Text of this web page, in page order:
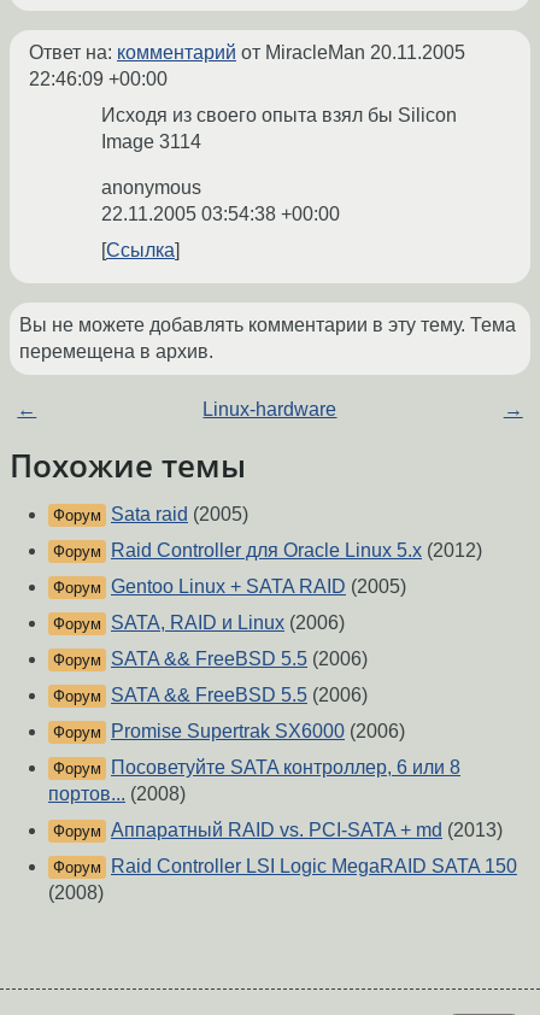
Ответ на: комментарий от MiracleMan 20.11.2005
22:46:09 +00:00
Исходя из своего опыта взял бы Silicon
Image 3114
anonymous
22.11.2005 03:54:38 +00:00
Ссылка
Вы не можете добавлять комментарии в эту тему. Тема
перемещена в архив.
← Linux-hardware →
Похожие темы
Форум Sata raid (2005)
Форум Raid Controller для Oracle Linux 5.x (2012)
Форум Gentoo Linux + SATA RAID (2005)
Форум SATA, RAID и Linux (2006)
Форум SATA && FreeBSD 5.5 (2006)
Форум SATA && FreeBSD 5.5 (2006)
Форум Promise Supertrak SX6000 (2006)
Форум
Посоветуйте SATA контроллер, 6 или 8
портов... (2008)
Форум Аппаратный RAID vs. PCI-SATA + md (2013)
Форум
Raid Controller LSI Logic MegaRAID SATA 150
(2008)